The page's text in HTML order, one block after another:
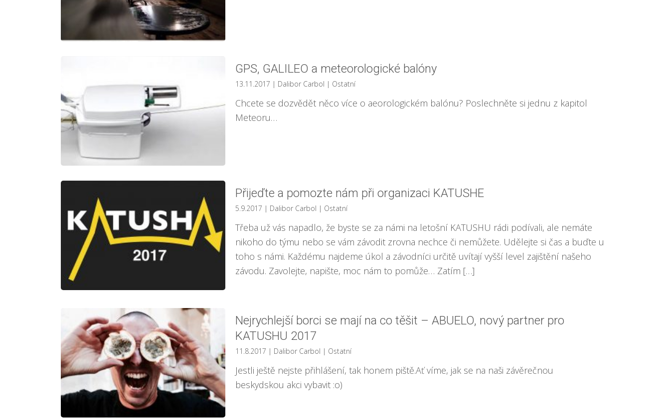
GPS, GALILEO a meteorologické balóny
13.11.2017 | Dalibor Carbol | Ostatní
Chcete se dozvědět něco více o aeorologickém balónu? Poslechněte si jednu z kapitol
Meteoru…
Přijeďte a pomozte nám při organizaci KATUSHE
5.9.2017 | Dalibor Carbol | Ostatní
Třeba už vás napadlo, že byste se za námi na letošní KATUSHU rádi podívali, ale nemáte
nikoho do týmu nebo se vám závodit zrovna nechce či nemůžete. Udělejte si čas a buďte u
toho s námi. Každému najdeme úkol a závodníci určitě uvítají vyšší level zajištění našeho
závodu. Zavolejte, napište, moc nám to pomůže… Zatím […]
Nejrychlejší borci se mají na co těšit – ABUELO, nový partner pro
KATUSHU 2017
11.8.2017 | Dalibor Carbol | Ostatní
Jestli ještě nejste přihlášení, tak honem piště.Ať víme, jak se na naši závěrečnou
beskydskou akci vybavit :o)